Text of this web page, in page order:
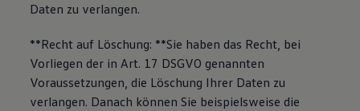
Daten zu verlangen.
**Recht auf Löschung: **Sie haben das Recht, bei
Vorliegen der in Art. 17 DSGVO genannten
Voraussetzungen, die Löschung Ihrer Daten zu
verlangen. Danach können Sie beispielsweise die